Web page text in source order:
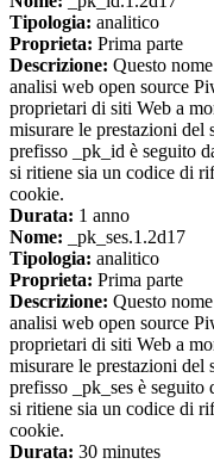
Tipologia: analitico
Proprieta: Prima parte
Descrizione: Questo
analisi web open source
proprietari di siti Web a
misurare le prestazioni
prefisso _pk_id è seguito
si ritiene sia un codice di
cookie.
Durata: 1 anno
Nome: _pk_ses.1.2d17
Tipologia: analitico
Proprieta: Prima parte
Descrizione: Questo
analisi web open source
proprietari di siti Web a
misurare le prestazioni
prefisso _pk_ses è seguito
si ritiene sia un codice di
cookie.
Durata: 30 minutes